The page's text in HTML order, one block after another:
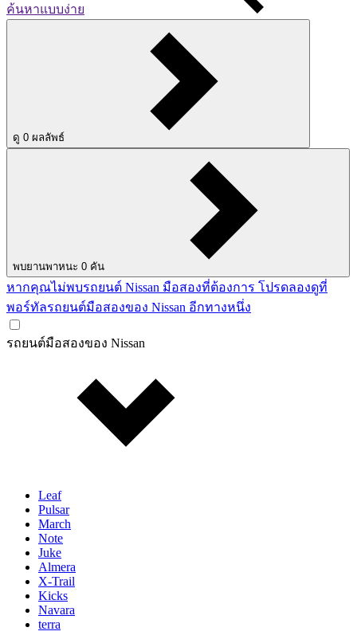
ค้นหาแบบง่าย
ดู 0 ผลลัพธ์
พบยานพาหนะ 0 คัน
หากคุณไม่พบรถยนต์ Nissan มือสองที่ต้องการ โปรดลองดูที่
พอร์ทัลรถยนต์มือสองของ Nissan อีกทางหนึ่ง
รถยนต์มือสองของ Nissan
Leaf
Pulsar
March
Note
Juke
Almera
X-Trail
Kicks
Navara
terra